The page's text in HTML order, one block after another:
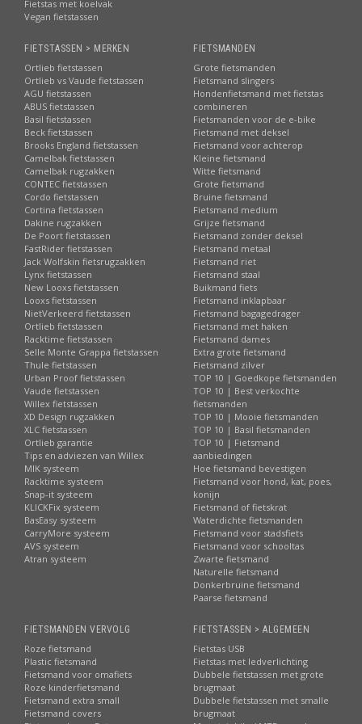
Fietstas met koelvak
Vegan fietstassen
FIETSTASSEN > MERKEN
Ortlieb fietstassen
Ortlieb vs Vaude fietstassen
AGU fietstassen
ABUS fietstassen
Basil fietstassen
Beck fietstassen
Brooks England fietstassen
Camelbak fietstassen
Camelbak rugzakken
CONTEC fietstassen
Cordo fietstassen
Cortina fietstassen
Dakine rugzakken
De Poort fietstassen
FastRider fietstassen
Jack Wolfskin fietsrugzakken
Lynx fietstassen
New Looxs fietstassen
Looxs fietstassen
NietVerkeerd fietstassen
Ortlieb fietstassen
Racktime fietstassen
Selle Monte Grappa fietstassen
Thule fietstassen
Urban Proof fietstassen
Vaude fietstassen
Willex fietstassen
XD Design rugzakken
XLC fietstassen
Ortlieb garantie
Tips en adviezen van Willex
MIK systeem
Racktime systeem
Snap-it systeem
KLICKFix systeem
BasEasy systeem
CarryMore systeem
AVS systeem
Atran systeem
FIETSMANDEN
Grote fietsmanden
Fietsmand slingers
Hondenfietsmand met fietstas
combineren
Fietsmanden voor de e-bike
Fietsmand met deksel
Fietsmand voor achterop
Kleine fietsmand
Witte fietsmand
Grote fietsmand
Bruine fietsmand
Fietsmand medium
Grijze fietsmand
Fietsmand zonder deksel
Fietsmand metaal
Fietsmand riet
Fietsmand staal
Buikmand fiets
Fietsmand inklapbaar
Fietsmand bagagedrager
Fietsmand met haken
Fietsmand dames
Extra grote fietsmand
Fietsmand zilver
TOP 10 | Goedkope fietsmanden
TOP 10 | Best verkochte
fietsmanden
TOP 10 | Mooie fietsmanden
TOP 10 | Basil fietsmanden
TOP 10 | Fietsmand
aanbiedingen
Hoe fietsmand bevestigen
Fietsmand voor hond, kat, poes,
konijn
Fietsmand of fietskrat
Waterdichte fietsmanden
Fietsmand voor stadsfiets
Fietsmand voor schooltas
Zwarte fietsmand
Naturelle fietsmand
Donkerbruine fietsmand
Paarse fietsmand
FIETSMANDEN VERVOLG
Roze fietsmand
Plastic fietsmand
Fietsmand voor omafiets
Roze kinderfietsmand
Fietsmand extra small
Fietsmand covers
FIETSTASSEN > ALGEMEEN
Fietstas USB
Fietstas met ledverlichting
Dubbele fietstassen met grote
brugmaat
Dubbele fietstassen met smalle
brugmaat